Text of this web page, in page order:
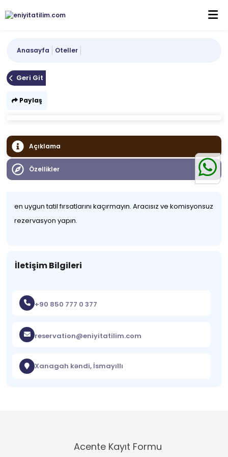
Anasayfa Oteller
Geri Git
Paylaş
Açıklama
Özellikler
en uygun tatil fırsatlarını kaçırmayın. Aracısız ve komisyonsuz
rezervasyon yapın.
İletişim Bilgileri
+90 850 777 0 377
reservation@eniyitatilim.com
Xanagah kəndi, İsmayıllı
Acente Kayıt Formu